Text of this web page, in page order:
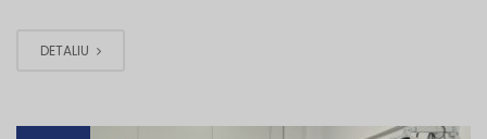
DETALIU